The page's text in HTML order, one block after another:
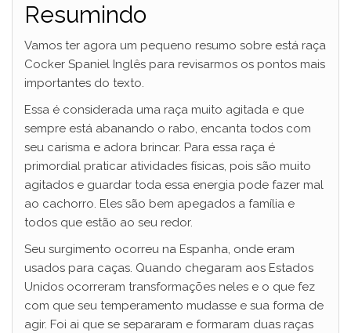
Resumindo
Vamos ter agora um pequeno resumo sobre está raça
Cocker Spaniel Inglês para revisarmos os pontos mais
importantes do texto.
Essa é considerada uma raça muito agitada e que
sempre está abanando o rabo, encanta todos com
seu carisma e adora brincar. Para essa raça é
primordial praticar atividades físicas, pois são muito
agitados e guardar toda essa energia pode fazer mal
ao cachorro. Eles são bem apegados a família e
todos que estão ao seu redor.
Seu surgimento ocorreu na Espanha, onde eram
usados para caças. Quando chegaram aos Estados
Unidos ocorreram transformações neles e o que fez
com que seu temperamento mudasse e sua forma de
agir. Foi ai que se separaram e formaram duas raças